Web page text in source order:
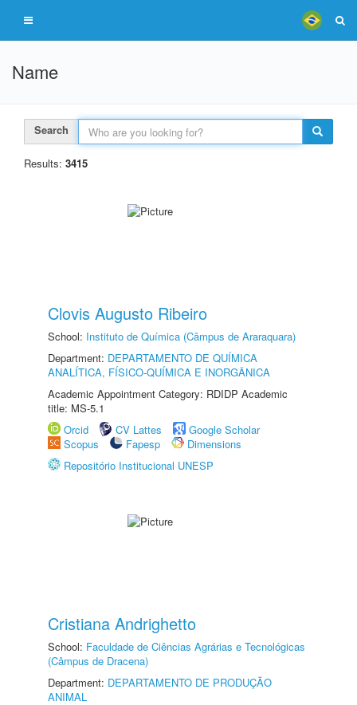
Name
Search
Results: 3415
Clovis Augusto Ribeiro
School: Instituto de Química (Câmpus de Araraquara)
Department: DEPARTAMENTO DE QUÍMICA
ANALÍTICA, FÍSICO-QUÍMICA E INORGÂNICA
Academic Appointment Category: RDIDP Academic
title: MS-5.1
Orcid
CV Lattes
Google Scholar
Scopus
Fapesp
Dimensions
Repositório Institucional UNESP
Cristiana Andrighetto
School: Faculdade de Ciências Agrárias e Tecnológicas
(Câmpus de Dracena)
Department: DEPARTAMENTO DE PRODUÇÃO
ANIMAL